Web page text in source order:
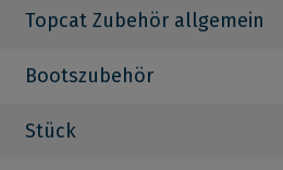
Topcat Zubehör allgemein
Bootszubehör
Stück